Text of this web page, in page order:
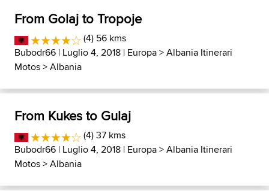
From Golaj to Tropoje
(4) 56 kms
Bubodr66 | Luglio 4, 2018 | Europa>Albania Itinerari
Motos>Albania
From Kukes to Gulaj
(4) 37 kms
Bubodr66 | Luglio 4, 2018 | Europa>Albania Itinerari
Motos>Albania